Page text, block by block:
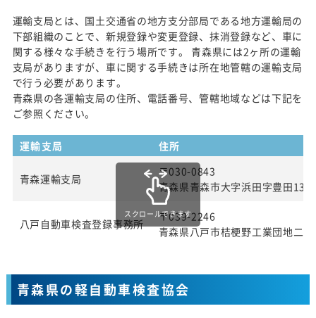
運輸支局とは、国土交通省の地方支分部局である地方運輸局の
下部組織のことで、新規登録や変更登録、抹消登録など、車に
関する様々な手続きを行う場所です。 青森県には2ヶ所の運輸
支局がありますが、車に関する手続きは所在地管轄の運輸支局
で行う必要があります。
青森県の各運輸支局の住所、電話番号、管轄地域などは下記を
ご参照ください。
運輸支局 住所
青森運輸支局
〒030-0843
青森県青森市大字浜田字豊田139
八戸自動車検査登録事務所
〒039-2246
青森県八戸市桔梗野工業団地二
スクロールできます
青森県の軽自動車検査協会